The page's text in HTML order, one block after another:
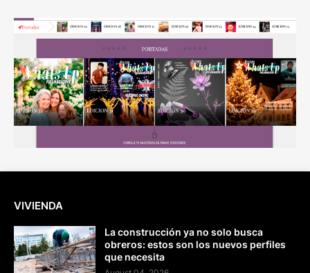
VIVIENDA
La construcción ya no solo busca
obreros: estos son los nuevos perfiles
que necesita